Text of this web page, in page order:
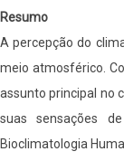
Resumo
A percepção do
meio atmosférico.
assunto principal no
suas sensações
Bioclimatologia